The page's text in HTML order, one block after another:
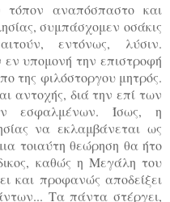
τόπον αναπόσπαστο και
συμπάσχομεν οσάκις
εντόνως, λύσιν.
υπομονή την επιστροφή
της φιλόστοργου μητρός.
αντοχής, διά την επί των
εσφαλμένων. Ίσως, η
να εκλαμβάνεται ως
τοιαύτη θεώρηση θα ήτο
καθώς η Μεγάλη του
και προφανώς αποδείξει
Τα πάντα στέργει,